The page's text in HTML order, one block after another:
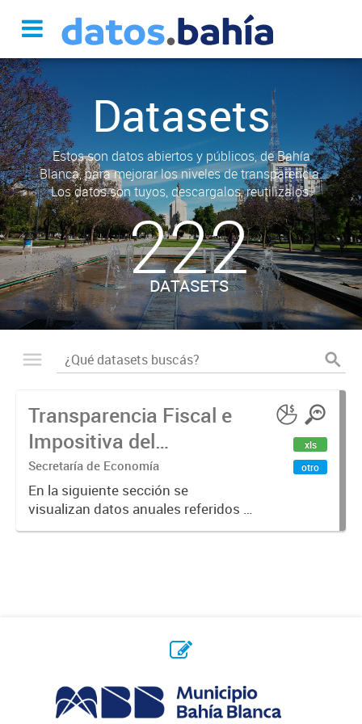
Datasets
Estos son datos abiertos y públicos, de Bahía
Blanca, para mejorar los niveles de transparencia.
Los datos son tuyos, descargalos, reutilizalos.
222
DATASETS
Transparencia Fiscal e
Impositiva del
Municipio. Año 2023
Secretaría de Economía
En la siguiente sección se
visualizan datos anuales referidos a
la transparencia fiscal e impositiva
xls
otro